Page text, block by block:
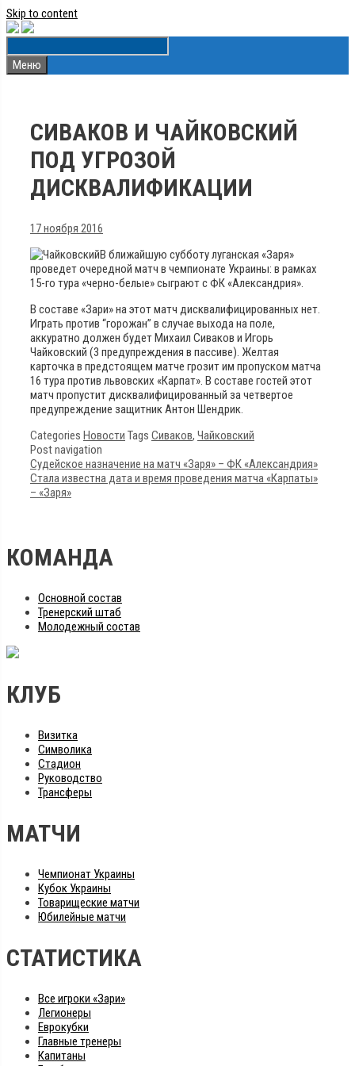
Skip to content
Меню
СИВАКОВ И ЧАЙКОВСКИЙ
ПОД УГРОЗОЙ
ДИСКВАЛИФИКАЦИИ
17 ноября 2016
В ближайшую субботу луганская «Заря»
проведет очередной матч в чемпионате Украины: в рамках
15-го тура «черно-белые» сыграют с ФК «Александрия».
В составе «Зари» на этот матч дисквалифицированных нет.
Играть против “горожан” в случае выхода на поле,
аккуратно должен будет Михаил Сиваков и Игорь
Чайковский (3 предупреждения в пассиве). Желтая
карточка в предстоящем матче грозит им пропуском матча
16 тура против львовских «Карпат». В составе гостей этот
матч пропустит дисквалифицированный за четвертое
предупреждение защитник Антон Шендрик.
Categories Новости Tags Сиваков, Чайковский
Post navigation
Судейское назначение на матч «Заря» – ФК «Александрия»
Стала известна дата и время проведения матча «Карпаты»
– «Заря»
КОМАНДА
Основной состав
Тренерский штаб
Молодежный состав
КЛУБ
Визитка
Символика
Стадион
Руководство
Трансферы
МАТЧИ
Чемпионат Украины
Кубок Украины
Товарищеские матчи
Юбилейные матчи
СТАТИСТИКА
Все игроки «Зари»
Легионеры
Еврокубки
Главные тренеры
Капитаны